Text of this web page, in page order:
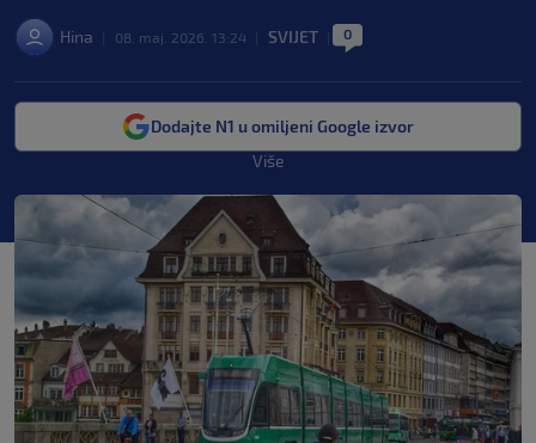
Hina 08. maj. 2026. 13:24 SVIJET 0
Dodajte N1 u omiljeni Google izvor
Više